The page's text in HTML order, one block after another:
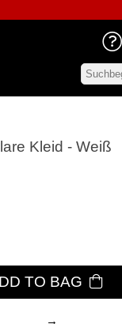
Kleid - Weiß
TO BAG